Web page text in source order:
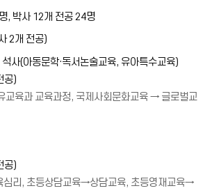
, 박사 12개 전공 24명
2개 전공)
사(아동문학·독서논술교육, 유아특수교육)
공)
교육과 교육과정, 국제사회문화교육 → 글로벌교
공)
리, 초등상담교육→상담교육, 초등영재교육→